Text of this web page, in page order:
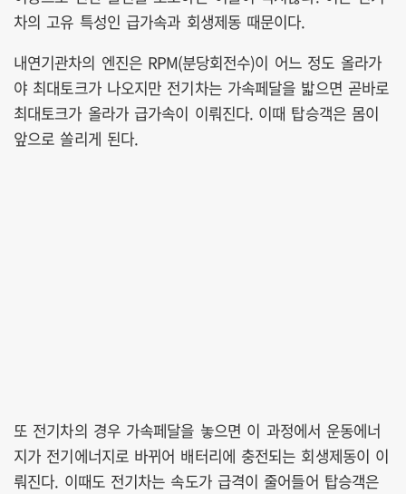
차의 고유 특성인 급가속과 회생제동 때문이다.
내연기관차의 엔진은 RPM(분당회전수)이 어느 정도 올라가
야 최대토크가 나오지만 전기차는 가속페달을 밟으면 곧바로
최대토크가 올라가 급가속이 이뤄진다. 이때 탑승객은 몸이
앞으로 쏠리게 된다.
또 전기차의 경우 가속페달을 놓으면 이 과정에서 운동에너
지가 전기에너지로 바뀌어 배터리에 충전되는 회생제동이 이
뤄진다. 이때도 전기차는 속도가 급격이 줄어들어 탑승객은